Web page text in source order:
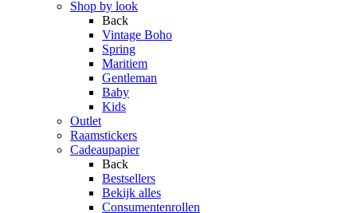
Shop by look
Back
Vintage Boho
Spring
Maritiem
Gentleman
Baby
Kids
Outlet
Raamstickers
Cadeaupapier
Back
Bestsellers
Bekijk alles
Consumentenrollen